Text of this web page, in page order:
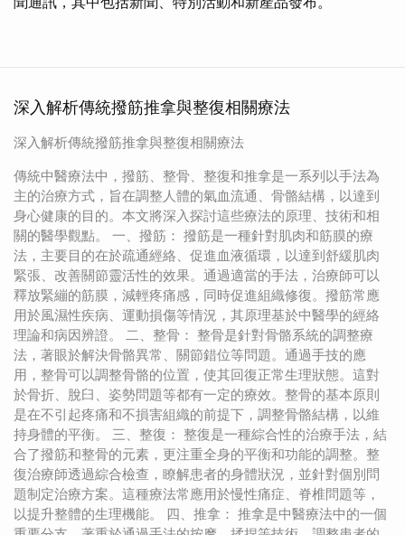
深入解析傳統撥筋推拿與整復相關療法
深入解析傳統撥筋推拿與整復相關療法
傳統中醫療法中，撥筋、整骨、整復和推拿是一系列以手法為
主的治療方式，旨在調整人體的氣血流通、骨骼結構，以達到
身心健康的目的。本文將深入探討這些療法的原理、技術和相
關的醫學觀點。 一、撥筋： 撥筋是一種針對肌肉和筋膜的療
法，主要目的在於疏通經絡、促進血液循環，以達到舒緩肌肉
緊張、改善關節靈活性的效果。通過適當的手法，治療師可以
釋放緊繃的筋膜，減輕疼痛感，同時促進組織修復。撥筋常應
用於風濕性疾病、運動損傷等情況，其原理基於中醫學的經絡
理論和病因辨證。 二、整骨： 整骨是針對骨骼系統的調整療
法，著眼於解決骨骼異常、關節錯位等問題。通過手技的應
用，整骨可以調整骨骼的位置，使其回復正常生理狀態。這對
於骨折、脫臼、姿勢問題等都有一定的療效。整骨的基本原則
是在不引起疼痛和不損害組織的前提下，調整骨骼結構，以維
持身體的平衡。 三、整復： 整復是一種綜合性的治療手法，結
合了撥筋和整骨的元素，更注重全身的平衡和功能的調整。整
復治療師透過綜合檢查，瞭解患者的身體狀況，並針對個別問
題制定治療方案。這種療法常應用於慢性痛症、脊椎問題等，
以提升整體的生理機能。 四、推拿： 推拿是中醫療法中的一個